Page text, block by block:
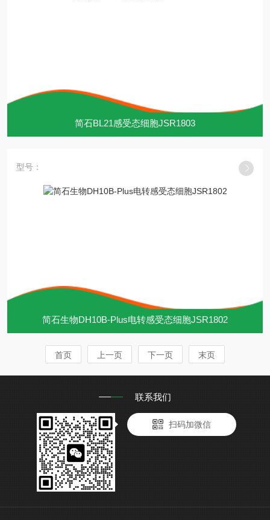
简石BL21感受态细胞JSR1803
型号：
简石生物DH10B-Plus电转感受态细胞JSR1802
首页 上一页 下一页 末页
联系我们
扫码加微信